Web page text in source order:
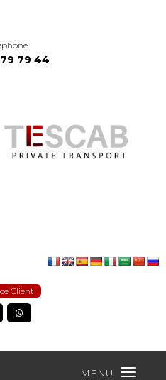
79 44
Client
MENU